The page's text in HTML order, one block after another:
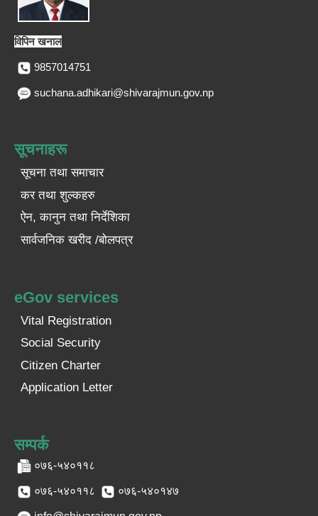
विपिन खनाल
9857014751
suchana.adhikari@shivarajmun.gov.np
सूचनाहरू
सूचना तथा समाचार
कर तथा शुल्कहरु
ऐन, कानुन तथा निर्देशिका
सार्वजनिक खरीद /बोलपत्र
eGov services
Vital Registration
Social Security
Citizen Charter
Application Letter
सम्पर्क
०७६-५४०११८
०७६-५४०११८ ०७६-५४०१४७